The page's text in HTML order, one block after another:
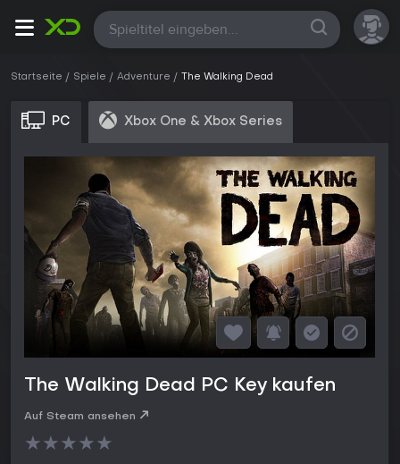
Alle
Startseite Spiele Adventure The Walking Dead
PC Xbox One & Xbox Series
The Walking Dead PC Key kaufen
Auf Steam ansehen
★★★★★